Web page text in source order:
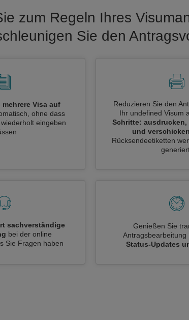
zum Regeln Ihres
Sie den
mehrere Visa auf
ohne dass
eingeben
Reduzieren Sie den
Ihr undefined Visum
Schritte:
und verschicken
Rücksendeetiketten
sachverständige
bei der online
Sie Fragen haben
Genießen Sie
Antragsbearbeitung
Status-Updates